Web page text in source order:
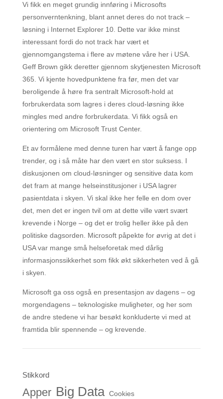
Vi fikk en meget grundig innføring i Microsofts
personverntenkning, blant annet deres do not track –
løsning i Internet Explorer 10. Dette var ikke minst
interessant fordi do not track har vært et
gjennomgangstema i flere av møtene våre her i USA.
Geff Brown gikk deretter gjennom skytjenesten Microsoft
365. Vi kjente hovedpunktene fra før, men det var
beroligende å høre fra sentralt Microsoft-hold at
forbrukerdata som lagres i deres cloud-løsning ikke
mingles med andre forbrukerdata. Vi fikk også en
orientering om Microsoft Trust Center.
Et av formålene med denne turen har vært å fange opp
trender, og i så måte har den vært en stor suksess. I
diskusjonen om cloud-løsninger og sensitive data kom
det fram at mange helseinstitusjoner i USA lagrer
pasientdata i skyen. Vi skal ikke her felle en dom over
det, men det er ingen tvil om at dette ville vært svært
krevende i Norge – og det er trolig heller ikke på den
politiske dagsorden. Microsoft påpekte for øvrig at det i
USA var mange små helseforetak med dårlig
informasjonssikkerhet som fikk økt sikkerheten ved å gå
i skyen.
Microsoft ga oss også en presentasjon av dagens – og
morgendagens – teknologiske muligheter, og her som
de andre stedene vi har besøkt konkluderte vi med at
framtida blir spennende – og krevende.
Stikkord
Apper Big Data Cookies